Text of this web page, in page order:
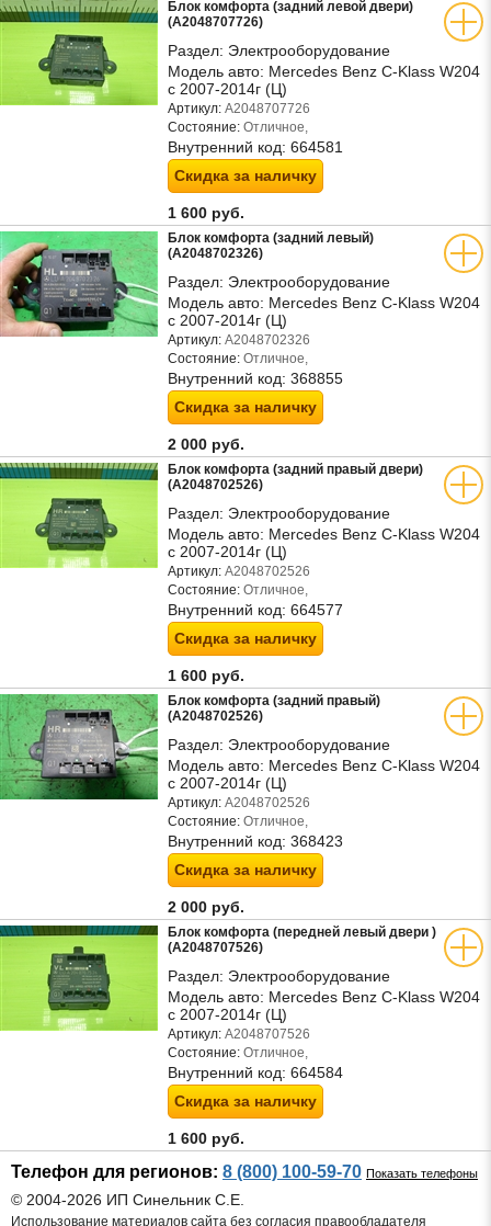
Блок комфорта (задний левой двери)
(A2048707726)
Раздел: Электрооборудование
Модель авто: Mercedes Benz C-Klass W204
с 2007-2014г (Ц)
Артикул: A2048707726
Состояние: Отличное,
Внутренний код: 664581
Скидка за наличку
1 600 руб.
Блок комфорта (задний левый)
(A2048702326)
Раздел: Электрооборудование
Модель авто: Mercedes Benz C-Klass W204
с 2007-2014г (Ц)
Артикул: A2048702326
Состояние: Отличное,
Внутренний код: 368855
Скидка за наличку
2 000 руб.
Блок комфорта (задний правый двери)
(A2048702526)
Раздел: Электрооборудование
Модель авто: Mercedes Benz C-Klass W204
с 2007-2014г (Ц)
Артикул: A2048702526
Состояние: Отличное,
Внутренний код: 664577
Скидка за наличку
1 600 руб.
Блок комфорта (задний правый)
(A2048702526)
Раздел: Электрооборудование
Модель авто: Mercedes Benz C-Klass W204
с 2007-2014г (Ц)
Артикул: A2048702526
Состояние: Отличное,
Внутренний код: 368423
Скидка за наличку
2 000 руб.
Блок комфорта (передней левый двери )
(A2048707526)
Раздел: Электрооборудование
Модель авто: Mercedes Benz C-Klass W204
с 2007-2014г (Ц)
Артикул: A2048707526
Состояние: Отличное,
Внутренний код: 664584
Скидка за наличку
1 600 руб.
Телефон для регионов: 8 (800) 100-59-70 Показать телефоны
© 2004-2026 ИП Синельник С.Е.
Использование материалов сайта без согласия правообладателя